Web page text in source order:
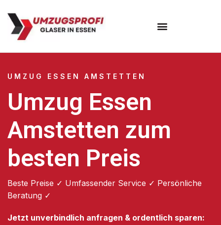
UMZUG ESSEN AMSTETTEN
Umzug Essen
Amstetten zum
besten Preis
Beste Preise ✓ Umfassender Service ✓ Persönliche
Beratung ✓
Jetzt unverbindlich anfragen & ordentlich sparen: